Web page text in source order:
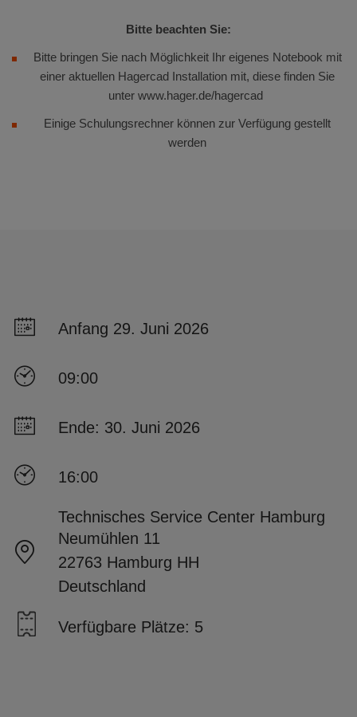
Bitte beachten Sie:
Bitte bringen Sie nach Möglichkeit Ihr eigenes Notebook mit
einer aktuellen Hagercad Installation mit, diese finden Sie
unter www.hager.de/hagercad
Einige Schulungsrechner können zur Verfügung gestellt
werden
Anfang 29. Juni 2026
09:00
Ende: 30. Juni 2026
16:00
Technisches Service Center Hamburg
Neumühlen 11
22763 Hamburg HH
Deutschland
Verfügbare Plätze: 5